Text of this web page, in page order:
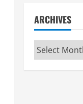
ARCHIVES
Archives